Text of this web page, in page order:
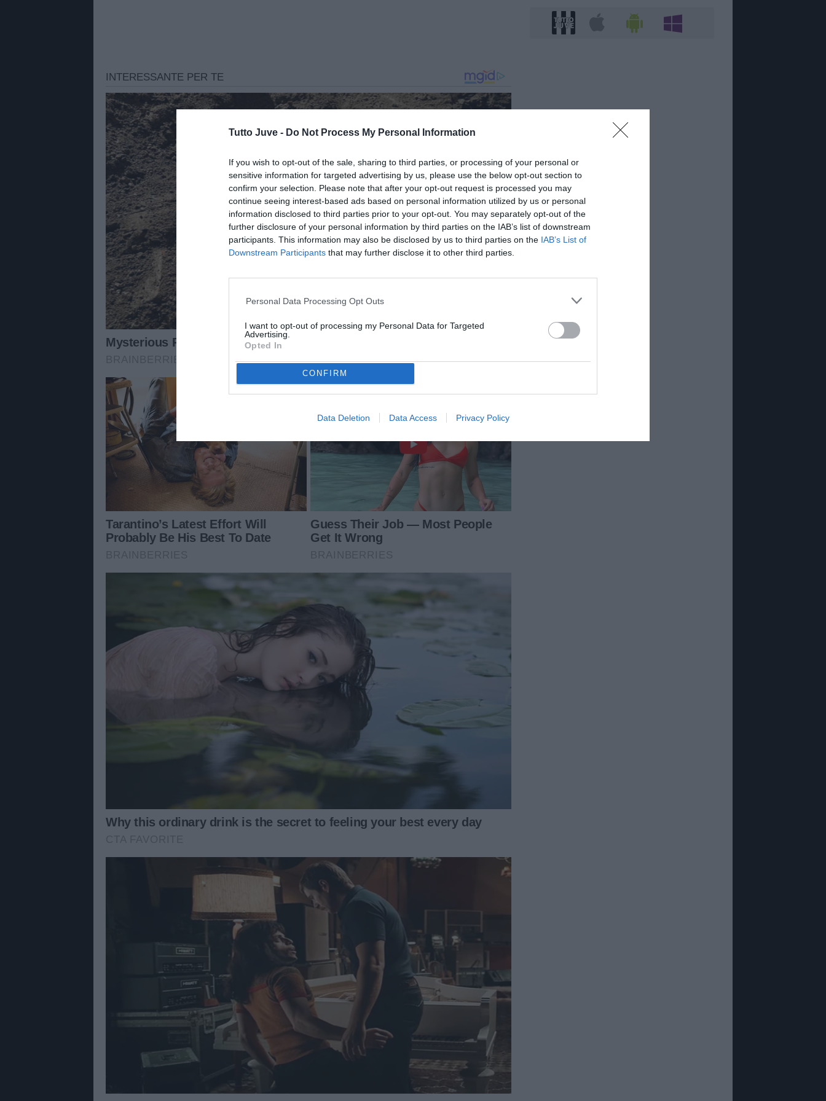
Tutto Juve - Do Not Process My Personal Information
If you wish to opt-out of the sale, sharing to third parties, or processing of your personal or
sensitive information for targeted advertising by us, please use the below opt-out section to
confirm your selection. Please note that after your opt-out request is processed you may
continue seeing interest-based ads based on personal information utilized by us or personal
information disclosed to third parties prior to your opt-out. You may separately opt-out of the
further disclosure of your personal information by third parties on the IAB’s list of downstream
participants. This information may also be disclosed by us to third parties on the IAB’s List of
Downstream Participants that may further disclose it to other third parties.
Personal Data Processing Opt Outs
I want to opt-out of processing my Personal Data for Targeted
Advertising.
Opted In
CONFIRM
Data Deletion Data Access Privacy Policy